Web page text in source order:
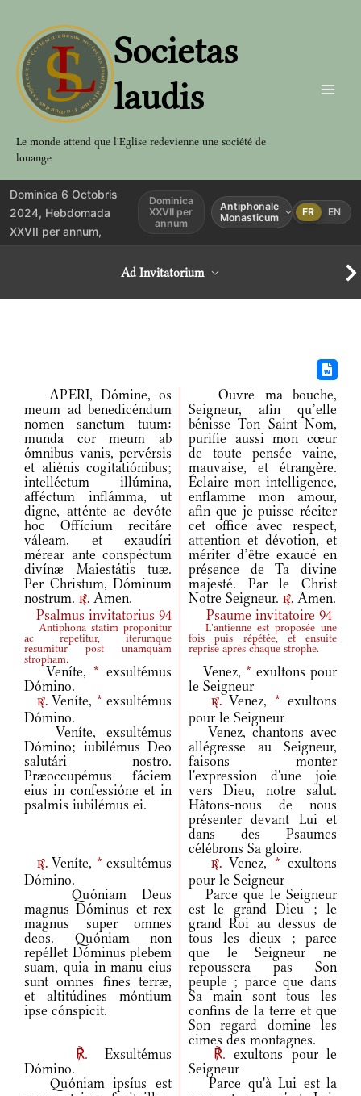
contenu
Societas
laudis
Le monde attend que l'Eglise redevienne une société de
louange
Dominica 6 Octobris
2024, Hebdomada
XXVII per annum,
Dominica
XXVII per
annum
Antiphonale
Monasticum
FR EN
Ad Invitatorium
APERI, Dómine, os
meum ad benedicéndum
nomen sanctum tuum:
munda cor meum ab
ómnibus vanis, pervérsis
et aliénis cogitatiónibus;
intelléctum illúmina,
afféctum inflámma, ut
digne, atténte ac devóte
hoc Offícium recitáre
váleam, et exaudíri
mérear ante conspéctum
divínæ Maiestátis tuæ.
Per Christum, Dóminum
nostrum. r. Amen.
Ouvre ma bouche,
Seigneur, afin qu’elle
bénisse Ton Saint Nom,
purifie aussi mon cœur
de toute pensée vaine,
mauvaise, et étrangère.
Éclaire mon intelligence,
enflamme mon amour,
afin que je puisse réciter
cet office avec respect,
attention et dévotion, et
mériter d’être exaucé en
présence de Ta divine
majesté. Par le Christ
Notre Seigneur. r. Amen.
Psalmus invitatorius 94
Psaume invitatoire 94
Antiphona statim proponitur
ac repetitur, iterumque
resumitur post unamquam
stropham.
L'antienne est proposée une
fois puis répétée, et ensuite
reprise après chaque strophe.
Veníte, * exsultémus
Dómino.
Venez, * exultons pour
le Seigneur
r. Veníte, * exsultémus
Dómino.
r. Venez, * exultons
pour le Seigneur
Veníte, exsultémus
Dómino; iubilémus Deo
salutári nostro.
Præoccupémus fáciem
eius in confessióne et in
psalmis iubilémus ei.
Venez, chantons avec
allégresse au Seigneur,
faisons monter
l'expression d'une joie
vers Dieu, notre salut.
Hâtons-nous de nous
présenter devant Lui et
dans des Psaumes
célébrons Sa gloire.
r. Veníte, * exsultémus
Dómino.
r. Venez, * exultons
pour le Seigneur
Quóniam Deus
magnus Dóminus et rex
magnus super omnes
deos. Quóniam non
repéllet Dóminus plebem
suam, quia in manu eius
sunt omnes fines terræ,
et altitúdines móntium
ipse cónspicit.
Parce que le Seigneur
est le grand Dieu ; le
grand Roi au dessus de
tous les dieux ; parce
que le Seigneur ne
repoussera pas Son
peuple ; parce que dans
Sa main sont tous les
confins de la terre et que
Son regard domine les
cimes des montagnes.
℟. Exsultémus
Dómino.
℟. exultons pour le
Seigneur
Quóniam ipsíus est
Parce qu'à Lui est la